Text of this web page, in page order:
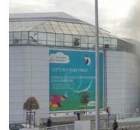
disimpegno dagli affari
momenti in…